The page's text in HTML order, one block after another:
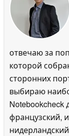
отвечаю за
которой
сторонних
выбираю
французский,